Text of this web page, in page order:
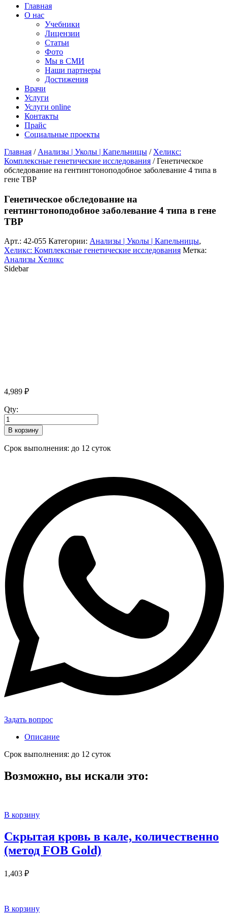
Главная
О нас
Учебники
Лицензии
Статьи
Фото
Мы в СМИ
Наши партнеры
Достижения
Врачи
Услуги
Услуги online
Контакты
Прайс
Социальные проекты
Главная / Анализы | Уколы | Капельницы / Хеликс:
Комплексные генетические исследования / Генетическое
обследование на гентингтоноподобное заболевание 4 типа в
гене TBP
Генетическое обследование на
гентингтоноподобное заболевание 4 типа в гене
TBP
Арт.: 42-055 Категории: Анализы | Уколы | Капельницы,
Хеликс: Комплексные генетические исследования Метка:
Анализы Хеликс
Sidebar
4,989 ₽
Qty:
В корзину
Срок выполнения: до 12 суток
Задать вопрос
Описание
Срок выполнения: до 12 суток
Возможно, вы искали это:
В корзину
Скрытая кровь в кале, количественно
(метод FOB Gold)
1,403 ₽
В корзину